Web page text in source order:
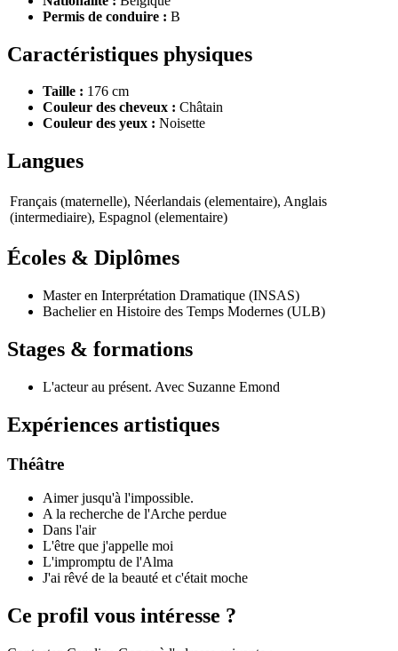
Permis de conduire : B
Caractéristiques physiques
Taille : 176 cm
Couleur des cheveux : Châtain
Couleur des yeux : Noisette
Langues
Français (maternelle), Néerlandais (elementaire), Anglais
(intermediaire), Espagnol (elementaire)
Écoles & Diplômes
Master en Interprétation Dramatique (INSAS)
Bachelier en Histoire des Temps Modernes (ULB)
Stages & formations
L'acteur au présent. Avec Suzanne Emond
Expériences artistiques
Théâtre
Aimer jusqu'à l'impossible.
A la recherche de l'Arche perdue
Dans l'air
L'être que j'appelle moi
L'impromptu de l'Alma
J'ai rêvé de la beauté et c'était moche
Ce profil vous intéresse ?